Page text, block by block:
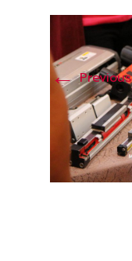
←Previous